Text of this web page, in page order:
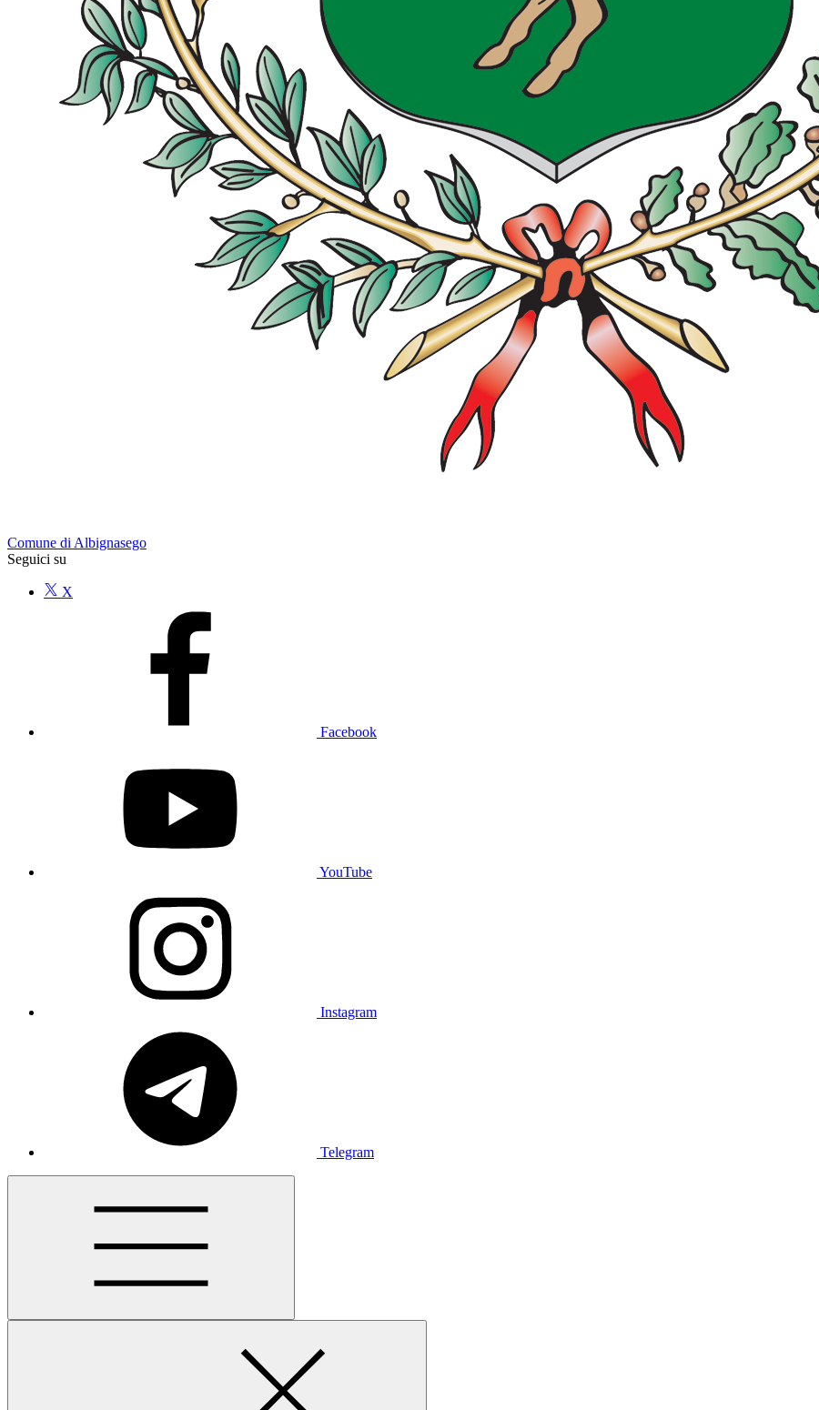
Comune di Albignasego
Seguici su
X
Facebook
YouTube
Instagram
Telegram